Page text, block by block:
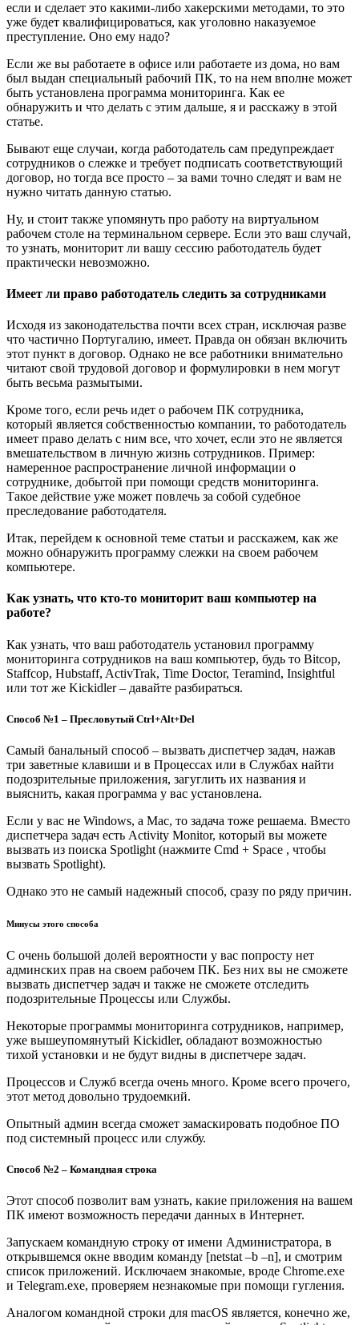
если и сделает это какими-либо хакерскими методами, то это
уже будет квалифицироваться, как уголовно наказуемое
преступление. Оно ему надо?
Если же вы работаете в офисе или работаете из дома, но вам
был выдан специальный рабочий ПК, то на нем вполне может
быть установлена программа мониторинга. Как ее
обнаружить и что делать с этим дальше, я и расскажу в этой
статье.
Бывают еще случаи, когда работодатель сам предупреждает
сотрудников о слежке и требует подписать соответствующий
договор, но тогда все просто – за вами точно следят и вам не
нужно читать данную статью.
Ну, и стоит также упомянуть про работу на виртуальном
рабочем столе на терминальном сервере. Если это ваш случай,
то узнать, мониторит ли вашу сессию работодатель будет
практически невозможно.
Имеет ли право работодатель следить за сотрудниками
Исходя из законодательства почти всех стран, исключая разве
что частично Португалию, имеет. Правда он обязан включить
этот пункт в договор. Однако не все работники внимательно
читают свой трудовой договор и формулировки в нем могут
быть весьма размытыми.
Кроме того, если речь идет о рабочем ПК сотрудника,
который является собственностью компании, то работодатель
имеет право делать с ним все, что хочет, если это не является
вмешательством в личную жизнь сотрудников. Пример:
намеренное распространение личной информации о
сотруднике, добытой при помощи средств мониторинга.
Такое действие уже может повлечь за собой судебное
преследование работодателя.
Итак, перейдем к основной теме статьи и расскажем, как же
можно обнаружить программу слежки на своем рабочем
компьютере.
Как узнать, что кто-то мониторит ваш компьютер на
работе?
Как узнать, что ваш работодатель установил программу
мониторинга сотрудников на ваш компьютер, будь то Bitcop,
Staffcop, Hubstaff, ActivTrak, Time Doctor, Teramind, Insightful
или тот же Kickidler – давайте разбираться.
Способ №1 – Пресловутый Ctrl+Alt+Del
Самый банальный способ – вызвать диспетчер задач, нажав
три заветные клавиши и в Процессах или в Службах найти
подозрительные приложения, загуглить их названия и
выяснить, какая программа у вас установлена.
Если у вас не Windows, а Mac, то задача тоже решаема. Вместо
диспетчера задач есть Activity Monitor, который вы можете
вызвать из поиска Spotlight (нажмите Cmd + Space , чтобы
вызвать Spotlight).
Однако это не самый надежный способ, сразу по ряду причин.
Минусы этого способа
С очень большой долей вероятности у вас попросту нет
админских прав на своем рабочем ПК. Без них вы не сможете
вызвать диспетчер задач и также не сможете отследить
подозрительные Процессы или Службы.
Некоторые программы мониторинга сотрудников, например,
уже вышеупомянутый Kickidler, обладают возможностью
тихой установки и не будут видны в диспетчере задач.
Процессов и Служб всегда очень много. Кроме всего прочего,
этот метод довольно трудоемкий.
Опытный админ всегда сможет замаскировать подобное ПО
под системный процесс или службу.
Способ №2 – Командная строка
Этот способ позволит вам узнать, какие приложения на вашем
ПК имеют возможность передачи данных в Интернет.
Запускаем командную строку от имени Администратора, в
открывшемся окне вводим команду [netstat –b –n], и смотрим
список приложений. Исключаем знакомые, вроде Chrome.exe
и Telegram.exe, проверяем незнакомые при помощи гугления.
Аналогом командной строки для macOS является, конечно же,